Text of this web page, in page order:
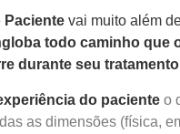
Pacientevai muito além
todo caminho que
durante seu
do paciente o
as dimensões (física,